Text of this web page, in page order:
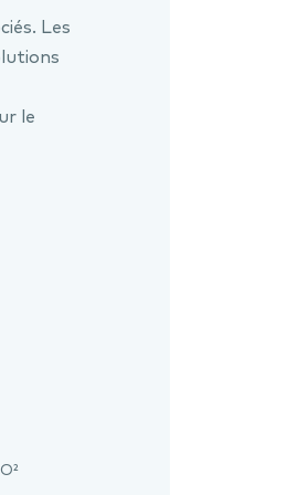
Les
le